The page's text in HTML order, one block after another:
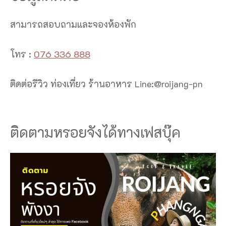
สามารถสอบถามและจองห้องพัก
โทร : 076 336 888
ติดต่อรีวิว ท่องเที่ยว ร้านอาหาร Line:@roijang-pn
ติดตามหรอยจังได้ทางเฟสบุ๊ค